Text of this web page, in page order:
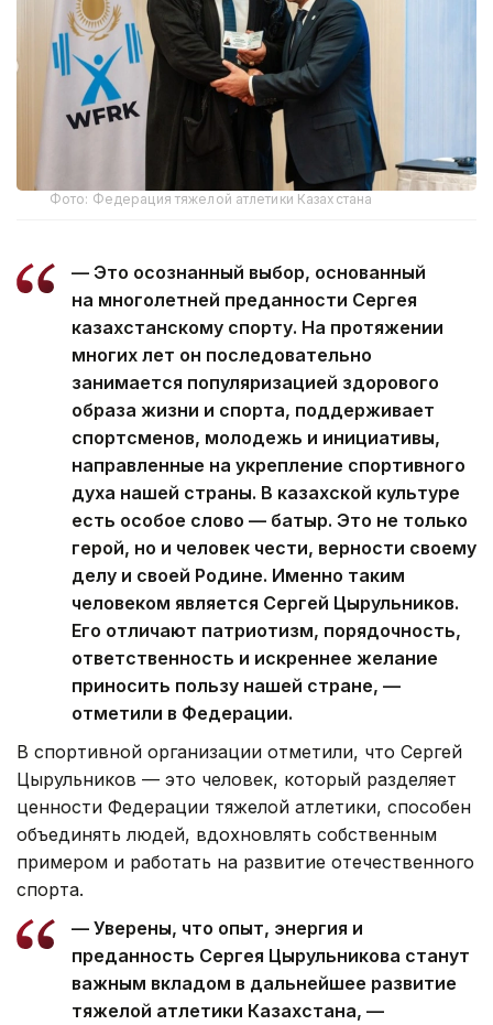
Фото: Федерация тяжелой атлетики Казахстана
— Это осознанный выбор, основанный
на многолетней преданности Сергея
казахстанскому спорту. На протяжении
многих лет он последовательно
занимается популяризацией здорового
образа жизни и спорта, поддерживает
спортсменов, молодежь и инициативы,
направленные на укрепление спортивного
духа нашей страны. В казахской культуре
есть особое слово — батыр. Это не только
герой, но и человек чести, верности своему
делу и своей Родине. Именно таким
человеком является Сергей Цырульников.
Его отличают патриотизм, порядочность,
ответственность и искреннее желание
приносить пользу нашей стране, —
отметили в Федерации.
В спортивной организации отметили, что Сергей
Цырульников — это человек, который разделяет
ценности Федерации тяжелой атлетики, способен
объединять людей, вдохновлять собственным
примером и работать на развитие отечественного
спорта.
— Уверены, что опыт, энергия и
преданность Сергея Цырульникова станут
важным вкладом в дальнейшее развитие
тяжелой атлетики Казахстана, —